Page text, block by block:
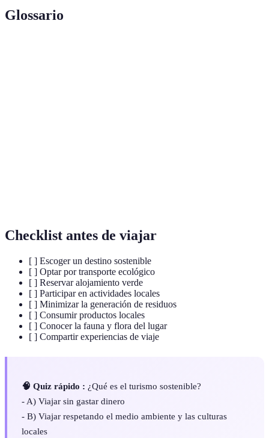
Glossario
Checklist antes de viajar
[ ] Escoger un destino sostenible
[ ] Optar por transporte ecológico
[ ] Reservar alojamiento verde
[ ] Participar en actividades locales
[ ] Minimizar la generación de residuos
[ ] Consumir productos locales
[ ] Conocer la fauna y flora del lugar
[ ] Compartir experiencias de viaje
🧠 Quiz rápido : ¿Qué es el turismo sostenible?
- A) Viajar sin gastar dinero
- B) Viajar respetando el medio ambiente y las culturas
locales